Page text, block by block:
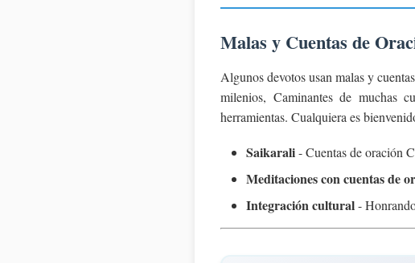
Malas y Cuentas de
Algunos devotos usan malas y
milenios, Caminantes de muchas
herramientas. Cualquiera es
Saikarali- Cuentas de oración
Meditaciones con cuentas de
Integración cultural-